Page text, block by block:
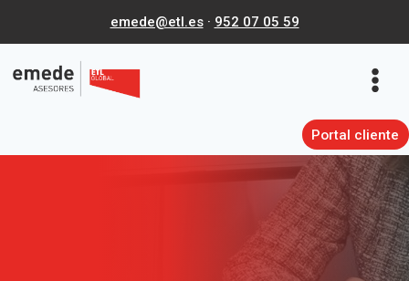
al
contenido
emede@etl.es· 952 07 05 59
Portal cliente